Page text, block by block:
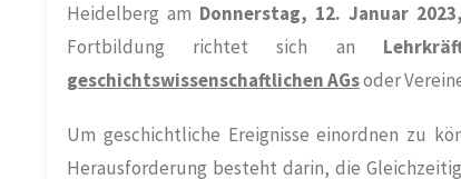
Heidelberg am Donnerstag, 12. Januar
Fortbildung richtet sich an
geschichtswissenschaftlichen AGsoder
Um geschichtliche Ereignisse einordnen zu
Herausforderung besteht darin, die